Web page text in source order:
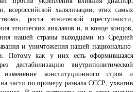
всероссийской халялизации, этих самых
роста этнической преступности,
этнических анклавов и, в конце концов,
нашей страны выходцами из Средней
и уничтожения нашей национально-
Потому как у них есть оформившаяся
дестабилизацию внутриполитической
изменение конституционного строя и
части по примеру развала СССР, ухватив